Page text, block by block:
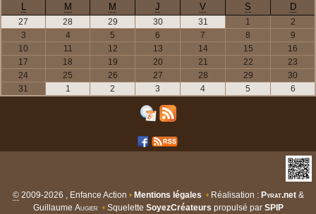
M M J V S D
27 28 29 30 31 1
2
3
4 5 6 7 8
9
10
11 12 13 14 15
16
17
18 19 20 21 22
23
24
25 26 27 28 29
30
31
1 2 3 4 5 6
©2009-2026 , Enfance Action • Mentions légales • Réalisation : Pyrat.net&
Guillaume Augier •Squelette SoyezCréateurs propulsé par SPIP